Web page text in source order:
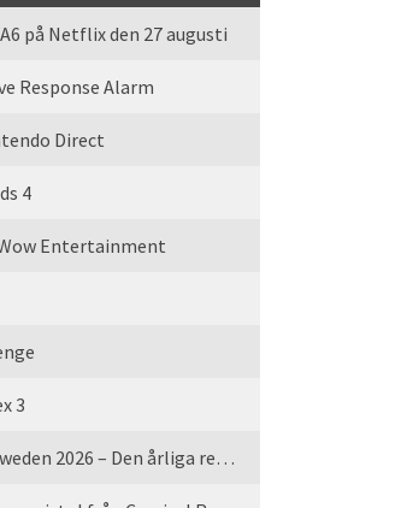
på Netflix den 27 augusti
Response Alarm
Direct
4
Entertainment
3
Games Made in Sweden 2026 – Den årliga rean är tillbaka